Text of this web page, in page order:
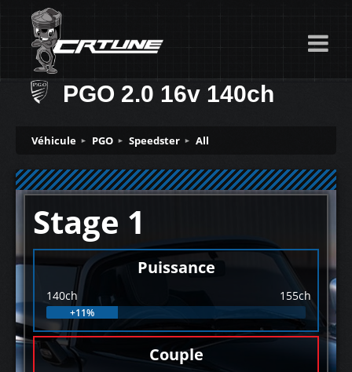
PGO 2.0 16v 140ch
Véhicule PGO Speedster All
Stage 1
Puissance
140ch 155ch
+11%
Couple